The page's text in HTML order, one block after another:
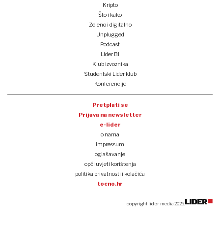
Kripto
Što i kako
Zeleno i digitalno
Unplugged
Podcast
Lider BI
Klub izvoznika
Studentski Lider klub
Konferencije
Pretplati se
Prijava na newsletter
e-lider
o nama
impressum
oglašavanje
opći uvjeti korištenja
politika privatnosti i kolačića
tocno.hr
copyright lider media 2025.